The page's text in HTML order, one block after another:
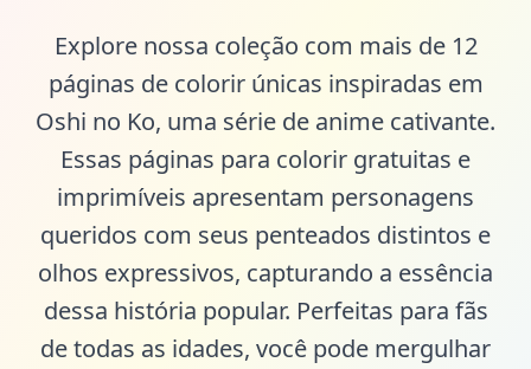
Explore nossa coleção com mais de 12
páginas de colorir únicas inspiradas em
Oshi no Ko, uma série de anime cativante.
Essas páginas para colorir gratuitas e
imprimíveis apresentam personagens
queridos com seus penteados distintos e
olhos expressivos, capturando a essência
dessa história popular. Perfeitas para fãs
de todas as idades, você pode mergulhar